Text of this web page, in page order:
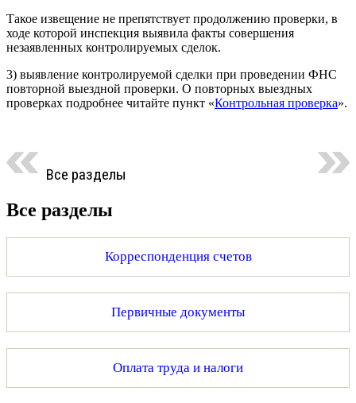
Такое извещение не препятствует продолжению проверки, в
ходе которой инспекция выявила факты совершения
незаявленных контролируемых сделок.
3) выявление контролируемой сделки при проведении ФНС
повторной выездной проверки. О повторных выездных
проверках подробнее читайте пункт «Контрольная проверка».
Все разделы
Все разделы
Корреспонденция счетов
Первичные документы
Оплата труда и налоги